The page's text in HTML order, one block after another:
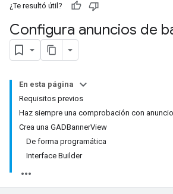
¿Te resultó útil?
Configura anuncios de
En esta página
Requisitos previos
Haz siempre una comprobación con
Crea una GADBannerView
De forma programática
Interface Builder